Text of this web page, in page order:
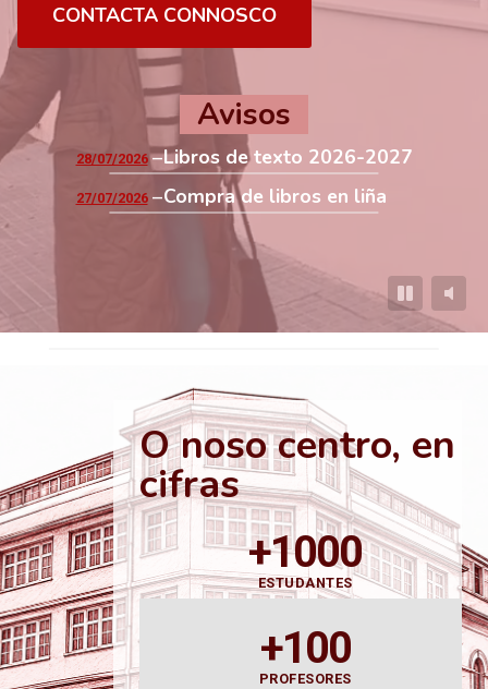
CONTACTA CONNOSCO
Avisos
28/07/2026 Libros de texto 2026-2027
27/07/2026 Compra de libros en liña
O noso centro, en
cifras
+1000
ESTUDANTES
+100
PROFESORES